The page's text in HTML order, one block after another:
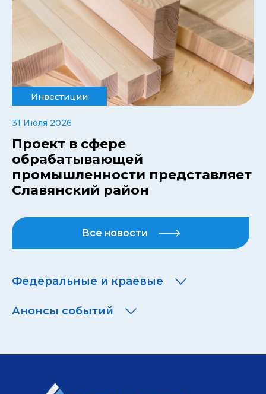
Все новости
Инвестиции
31 Июля 2026
Проект в сфере
обрабатывающей
промышленности представляет
Славянский район
Федеральные и краевые
Анонсы событий